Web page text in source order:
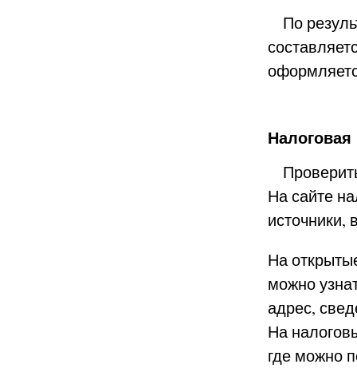
По
Налоговая
На сайте
источники,
На
можно
адрес,
На
где можно